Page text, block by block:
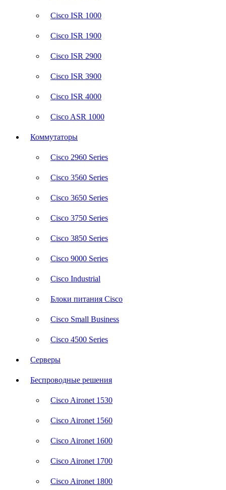
Cisco ISR 1000
Cisco ISR 1900
Cisco ISR 2900
Cisco ISR 3900
Cisco ISR 4000
Cisco ASR 1000
Коммутаторы
Cisco 2960 Series
Cisco 3560 Series
Cisco 3650 Series
Cisco 3750 Series
Cisco 3850 Series
Cisco 9000 Series
Cisco Industrial
Блоки питания Cisco
Cisco Small Business
Cisco 4500 Series
Серверы
Беспроводные решения
Cisco Aironet 1530
Cisco Aironet 1560
Cisco Aironet 1600
Cisco Aironet 1700
Cisco Aironet 1800